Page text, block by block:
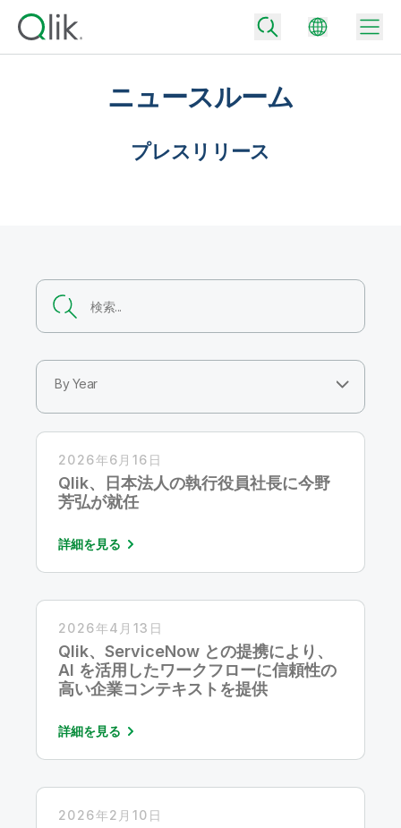
Back
コミュニティ
カスタマーサポート
カスタマーポータル
初期トレーニング
Back
企業情報
採用情報
ニュースルーム
事業所 / 連絡先
Qlik
Talend
テクノロジーパートナーとの連携
Qlik のデータ統合とデータ分析の価値を最大化
データ分析と AI
すべての製品
適切なデータ統合プランで、信頼できるデータを迅速に提供し、よりスマー
トな意思決定を促進します。
適切なデータ分析プランで、より優れたインサイトを獲得し、ビジネス成果
の達成をサポートします。
イベント / Web セミナー
リソースライブラリ
コミュニティ
ニュースルーム
プレスリリース
By Year
2026年6月16日
Qlik、日本法人の執行役員社長に今野
芳弘が就任
詳細を見る
2026年4月13日
Qlik、ServiceNow との提携により、
AI を活用したワークフローに信頼性の
高い企業コンテキストを提供
詳細を見る
2026年2月10日